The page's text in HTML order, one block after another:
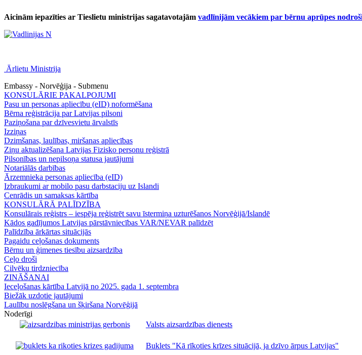
Aicinām iepazīties ar Tieslietu ministrijas sagatavotajām vadlīnijām vecākiem par bērnu aprūpes
Ārlietu Ministrija
Embassy - Norvēģija - Submenu
KONSULĀRIE PAKALPOJUMI
Pasu un personas apliecību (eID) noformēšana
Bērna reģistrācija par Latvijas pilsoni
Paziņošana par dzīvesvietu ārvalstīs
Izziņas
Dzimšanas, laulības, miršanas apliecības
Ziņu aktualizēšana Latvijas Fizisko personu reģistrā
Pilsonības un nepilsoņa statusa jautājumi
Notariālās darbības
Ārzemnieka personas apliecība (eID)
Izbraukumi ar mobilo pasu darbstaciju uz Islandi
Cenrādis un samaksas kārtība
KONSULĀRĀ PALĪDZĪBA
Konsulārais reģistrs – iespēja reģistrēt savu īstermiņa uzturēšanos Norvēģijā/Islandē
Kādos gadījumos Latvijas pārstāvniecības VAR/NEVAR palīdzēt
Palīdzība ārkārtas situācijās
Pagaidu ceļošanas dokuments
Bērnu un ģimenes tiesību aizsardzība
Ceļo droši
Cilvēku tirdzniecība
ZINĀŠANAI
Ieceļošanas kārtība Latvijā no 2025. gada 1. septembra
Biežāk uzdotie jautājumi
Laulību noslēgšana un šķiršana Norvēģijā
Noderīgi
Valsts aizsardzības dienests
Buklets "Kā rīkoties krīzes situācijā, ja dzīvo ārpus Latvijas"